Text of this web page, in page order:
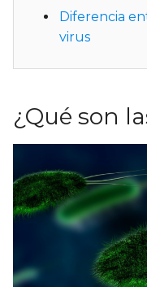
Diferencia
virus
¿Qué son